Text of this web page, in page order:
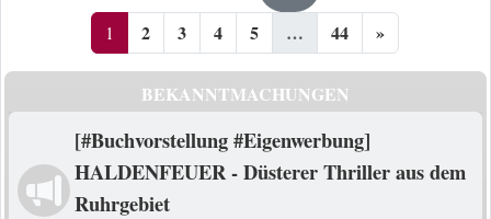
1 2 3 4 5 … 44 »
BEKANNTMACHUNGEN
[#Buchvorstellung #Eigenwerbung]
HALDENFEUER - Düsterer Thriller aus dem
Ruhrgebiet